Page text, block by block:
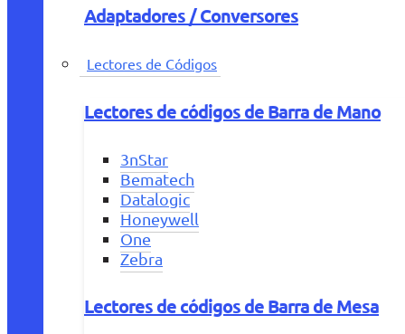
Adaptadores / Conversores
Lectores de Códigos
Lectores de códigos de Barra de Mano
3nStar
Bematech
Datalogic
Honeywell
One
Zebra
Lectores de códigos de Barra de Mesa